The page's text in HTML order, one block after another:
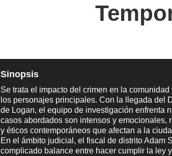
Sinopsis
Se trata el impacto del crimen en la
los personajes principales. Con la llegada del
de Logan, el equipo de investigación enfrenta
casos abordados son intensos y emocionales,
y éticos contemporáneos que afectan a la
En el ámbito judicial, el fiscal de distrito Adam
complicado balance entre hacer cumplir la ley